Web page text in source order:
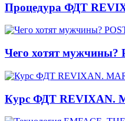
Процедура ФДТ
Чего хотят мужчины?
Курс ФДТ REVIXAN.